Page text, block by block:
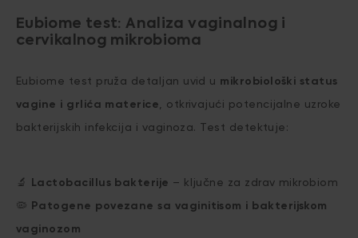
Eubiome test: Analiza vaginalnog i
cervikalnog mikrobioma
Eubiome test pruža detaljan uvid u mikrobiološki status
vagine i grlića materice , otkrivajući potencijalne uzroke
bakterijskih infekcija i vaginoza. Test detektuje:
🔬 Lactobacillus bakterije – ključne za zdrav mikrobiom
🦠 Patogene povezane sa vaginitisom i bakterijskom
vaginozom